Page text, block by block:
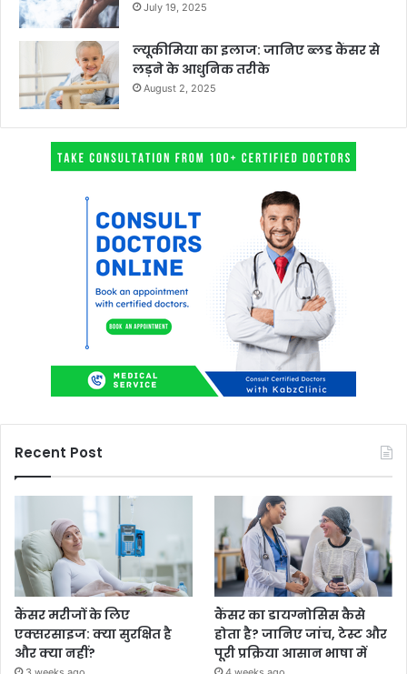
July 19, 2025
ल्यूकीमिया का इलाज: जानिए ब्लड कैंसर से
लड़ने के आधुनिक तरीके
August 2, 2025
Recent Post
कैंसर मरीजों के लिए
एक्सरसाइज: क्या सुरक्षित है
और क्या नहीं?
कैंसर का डायग्नोसिस कैसे
होता है? जानिए जांच, टेस्ट और
पूरी प्रक्रिया आसान भाषा में